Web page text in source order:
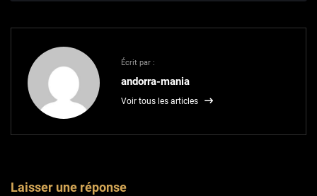
Écrit par :
andorra-mania
Voir tous les articles
Laisser une réponse